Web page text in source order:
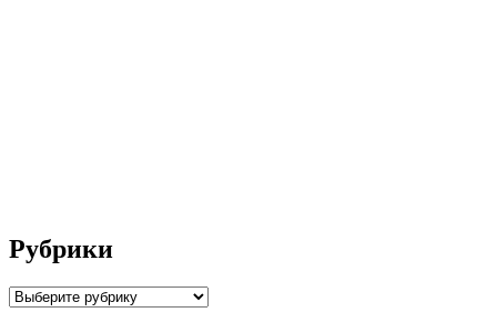
Рубрики
Рубрики